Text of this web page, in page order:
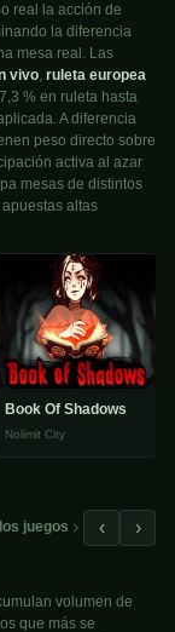
real la acción de
la diferencia
mesa real. Las
vivo, ruleta europea
% en ruleta hasta
A diferencia
peso directo sobre
activa al azar
mesas de distintos
altas
Book Of Shadows
Nolimit City
juegos ‹ ›
volumen de
que más se